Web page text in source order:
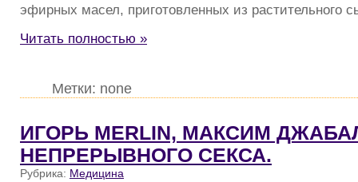
эфирных масел, приготовленных из растительного
Читать полностью »
Метки: none
ИГОРЬ MERLIN, МАКСИМ
НЕПРЕРЫВНОГО СЕКСА.
Рубрика: Медицина